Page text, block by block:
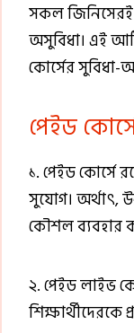
সকল জিনিসেরই
অসুবিধা। এই
কোর্সের
পেইড
১. পেইড কোর্সে
সুযোগ। অর্থাৎ,
কৌশল ব্যবহার
২. পেইড লাইভ
শিক্ষার্থীদেরকে